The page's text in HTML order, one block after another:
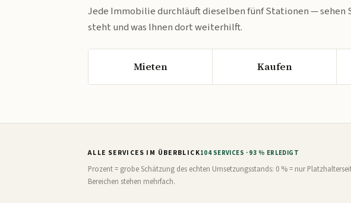
Jede Immobilie durchläuft dieselben fünf Stationen — sehen
steht und was Ihnen dort weiterhilft.
Mieten Kaufen
ALLE SERVICES IM ÜBERBLICK104 SERVICES · 93 % ERLEDIGT
Prozent = grobe Schätzung des echten Umsetzungsstands: 0 % = nur
Bereichen stehen mehrfach.